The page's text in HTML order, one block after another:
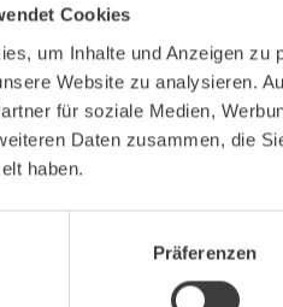
Cookies
um Inhalte und Anzeigen
Website zu analysieren.
für soziale Medien,
Daten zusammen, die
haben.
Präferenzen
– gar nicht so leicht. Vor
steckt